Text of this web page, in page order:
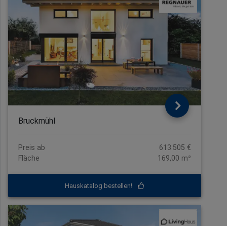
Bruckmühl
Preis ab
613.505 €
Fläche
169,00 m²
Hauskatalog bestellen!